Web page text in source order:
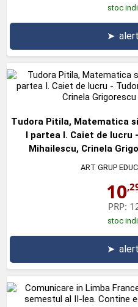
stoc
➤
Tudora Pitila, Matematica
I partea I. Caiet de lucru
Mihailescu, Crinela
ART GRUP
10
PRP:
stoc
➤